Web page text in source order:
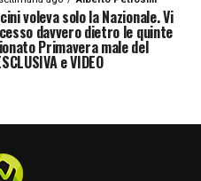
voleva solo la Nazionale. Vi
davvero dietro le quinte
Primavera male del
e VIDEO